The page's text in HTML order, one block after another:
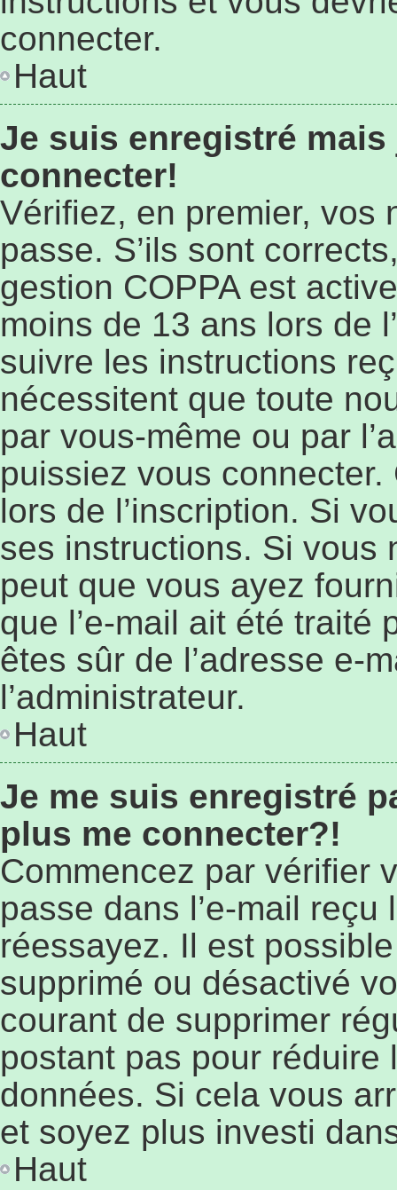
connecter.
Haut
Je suis enregistré mais
connecter!
Vérifiez, en premier, vos
passe. S’ils sont
gestion COPPA est
moins de 13 ans lors de
suivre les instructions
nécessitent que toute
par vous-même ou par
puissiez vous
lors de l’inscription. Si
ses instructions. Si vous
peut que vous ayez
que l’e-mail ait été traité
êtes sûr de l’adresse e-
l’administrateur.
Haut
Je me suis enregistré
plus me connecter?!
Commencez par vérifier
passe dans l’e-mail
réessayez. Il est
supprimé ou désactivé
courant de supprimer
postant pas pour réduire
données. Si cela vous
et soyez plus investi
Haut